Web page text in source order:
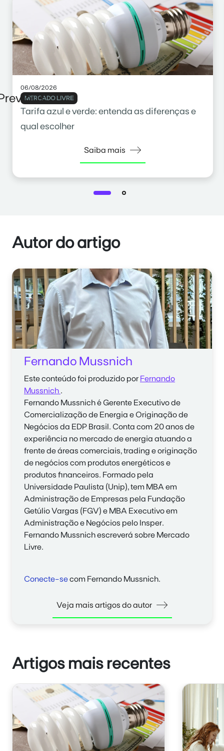
06/08/2026
MERCADO LIVRE
Tarifa azul e verde: entenda as diferenças e
qual escolher
Saiba mais
Autor do artigo
Fernando Mussnich
Este conteúdo foi produzido por Fernando
Mussnich .
Fernando Mussniché Gerente Executivo de
Comercialização de Energia e Originação de
Negócios da EDP Brasil. Conta com 20 anos de
experiência no mercado de energia atuando a
frente de áreas comerciais, trading e originação
de negócios com produtos energéticos e
produtos financeiros. Formado pela
Universidade Paulista (Unip), tem MBA em
Administração de Empresas pela Fundação
Getúlio Vargas (FGV) e MBA Executivo em
Administração e Negócios pelo Insper.
Fernando Mussnichescreverá sobre Mercado
Livre.
Conecte-secom Fernando Mussnich.
Veja mais artigos do autor
Artigos mais recentes